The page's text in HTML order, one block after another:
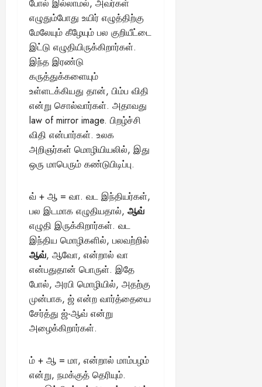
போல் இல்லாமல், அவர்கள்
எழுதும்போது உயிர் எழுத்திற்கு
மேலேயும் கீழேயும் பல குறியீட்டை
இட்டு எழுதியிருக்கிறார்கள்.
இந்த இரண்டு
கருத்துக்களையும்
உள்ளடக்கியது தான், பிம்ப விதி
என்று சொல்வார்கள். அதாவது
law of mirror image. பிறழ்ச்சி
விதி என்பார்கள். உலக
அறிஞர்கள் மொழியியலில், இது
ஒரு மாபெரும் கண்டுபிடிப்பு.
வ் + ஆ = வா. வட இந்தியர்கள்,
பல இடமாக எழுதியதால், ஆவ்
எழுதி இருக்கிறார்கள். வட
இந்திய மொழிகளில், பலவற்றில்
ஆவ், ஆவோ, என்றால் வா
என்பதுதான் பொருள். இதே
போல், அரபி மொழியில், அதற்கு
முன்பாக, ஜ் என்ற வார்த்தையை
சேர்த்து ஜ்-ஆவ் என்று
அழைக்கிறார்கள்.
ம் + ஆ = மா, என்றால் மாம்பழம்
என்று, நமக்குத் தெரியும்.